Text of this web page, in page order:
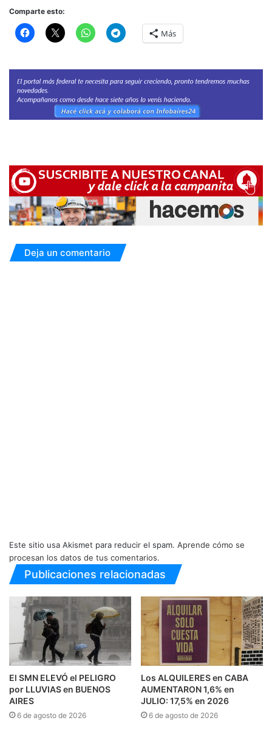
Comparte esto:
Más
Deja un comentario
Este sitio usa Akismet para reducir el spam. Aprende cómo se
procesan los datos de tus comentarios.
Publicaciones relacionadas
El SMN ELEVÓ el PELIGRO
por LLUVIAS en BUENOS
AIRES
6 de agosto de 2026
Los ALQUILERES en CABA
AUMENTARON 1,6% en
JULIO: 17,5% en 2026
6 de agosto de 2026